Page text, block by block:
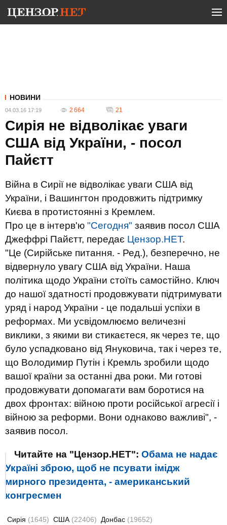
НОВИНИ
04.03.16 17:19 2 664 21
Сирія не відволікає уваги
США від України, - посол
Пайєтт
Війна в Сирії не відволікає уваги США від
України, і Вашингтон продовжить підтримку
Києва в протистоянні з Кремлем.
Про це в інтерв'ю "Сегодня" заявив посол США
Джеффрі Пайєтт, передає Цензор.НЕТ.
"Це (Сирійське питання. - Ред.), безперечно, не
відвернуло увагу США від України. Наша
політика щодо України стоїть самостійно. Ключ
до нашої здатності продовжувати підтримувати
уряд і народ України - це подальші успіхи в
реформах. Ми усвідомлюємо величезні
виклики, з якими ви стикаєтеся, як через те, що
було успадковано від Януковича, так і через те,
що Володимир Путін і Кремль зробили щодо
вашої країни за останні два роки. Ми готові
продовжувати допомагати вам боротися на
двох фронтах: війною проти російської агресії і
війною за реформи. Вони однаково важливі", -
заявив посол.
Читайте на "Цензор.НЕТ": Обама не надає
Україні зброю, щоб не псувати імідж
мирного президента, - американський
конгресмен
Сирія (1645) США (22406) Донбас (19652)